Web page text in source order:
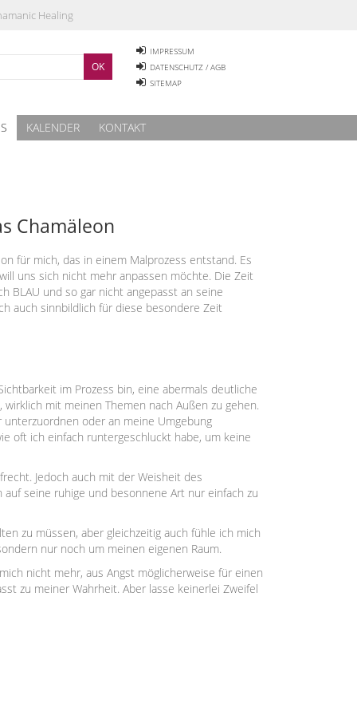
Healing
IMPRESSUM
DATENSCHUTZ / AGB
SITEMAP
KALENDER KONTAKT
Chamäleon
für mich, das in einem Malprozess entstand. Es
uns sich nicht mehr anpassen möchte. Die Zeit
BLAU und so gar nicht angepasst an seine
auch sinnbildlich für diese besondere Zeit
im Prozess bin, eine abermals deutliche
mit meinen Themen nach Außen zu gehen.
oder an meine Umgebung
oft ich einfach runtergeschluckt habe, um keine
Jedoch auch mit der Weisheit des
seine ruhige und besonnene Art nur einfach zu
zu müssen, aber gleichzeitig auch fühle ich mich
nur noch um meinen eigenen Raum.
nicht mehr, aus Angst möglicherweise für einen
zu meiner Wahrheit. Aber lasse keinerlei Zweifel